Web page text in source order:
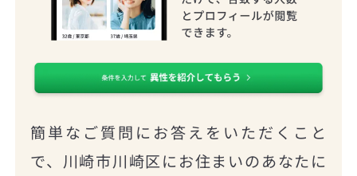
簡単なご質問にお答えをいただくこと
で、川崎市川崎区にお住まいのあなたに